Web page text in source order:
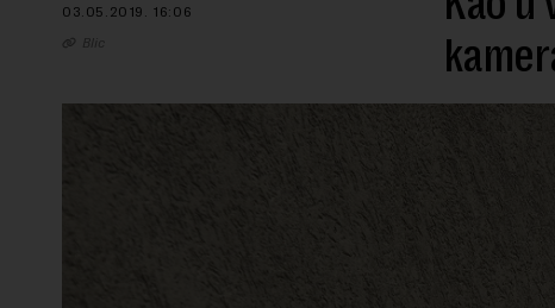
03.05.2019. 16:06
Blic